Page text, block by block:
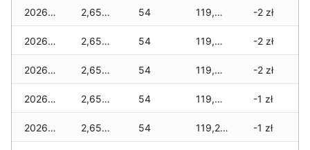
2026-06-27 2,655 zł 54 119,410 zł -2 zł
2026-06-26 2,655 zł 54 119,350 zł -2 zł
2026-06-25 2,655 zł 54 119,320 zł -2 zł
2026-06-24 2,655 zł 54 119,320 zł -1 zł
2026-06-23 2,655 zł 54 119,270 zł -1 zł